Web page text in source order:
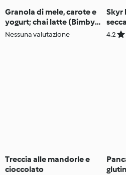
Granola di mele, carote e
yogurt; chai latte (Bimby
Friend)
Nessuna valutazione
Skyr
4.2
Treccia alle mandorle e
cioccolato